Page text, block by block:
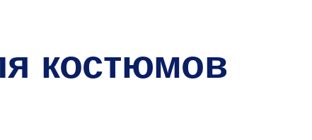
костюмов